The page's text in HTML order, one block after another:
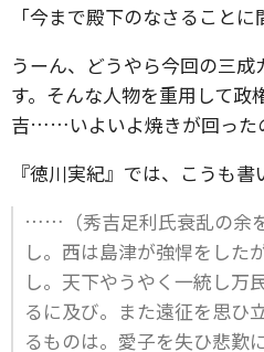
「今まで殿下のなさることに
うーん、どうやら今回の三
す。そんな人物を重用して政
吉……いよいよ焼きが回った
『徳川実紀』では、こうも書
……（秀吉足利氏衰乱の余
し。西は島津が強悍をした
し。天下やうやく一統し万
るに及び。また遠征を思ひ
るものは。愛子を失ひ悲歎